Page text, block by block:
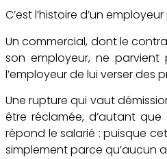
C’est l’histoire d’un
Un commercial, dont le
son employeur, ne
l’employeur de lui verser des
Une rupture qui vaut
être réclamée, d’autant
répond le salarié : puisque
simplement parce qu’aucun